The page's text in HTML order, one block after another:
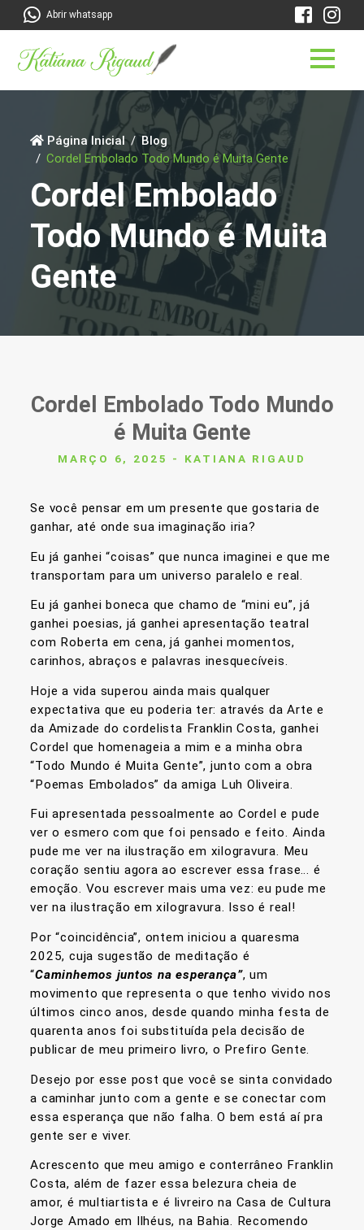
Abrir whatsapp
Página Inicial
Blog
Cordel Embolado Todo Mundo é Muita Gente
Cordel Embolado
Todo Mundo é Muita
Gente
Cordel Embolado Todo Mundo
é Muita Gente
MARÇO 6, 2025 - KATIANA RIGAUD
Se você pensar em um presente que gostaria de
ganhar, até onde sua imaginação iria?
Eu já ganhei “coisas” que nunca imaginei e que me
transportam para um universo paralelo e real.
Eu já ganhei boneca que chamo de “mini eu”, já
ganhei poesias, já ganhei apresentação teatral
com Roberta em cena, já ganhei momentos,
carinhos, abraços e palavras inesquecíveis.
Hoje a vida superou ainda mais qualquer
expectativa que eu poderia ter: através da Arte e
da Amizade do cordelista Franklin Costa, ganhei
Cordel que homenageia a mim e a minha obra
“Todo Mundo é Muita Gente”, junto com a obra
“Poemas Embolados” da amiga Luh Oliveira.
Fui apresentada pessoalmente ao Cordel e pude
ver o esmero com que foi pensado e feito. Ainda
pude me ver na ilustração em xilogravura. Meu
coração sentiu agora ao escrever essa frase… é
emoção. Vou escrever mais uma vez: eu pude me
ver na ilustração em xilogravura. Isso é real!
Por “coincidência”, ontem iniciou a quaresma
2025, cuja sugestão de meditação é
“Caminhemos juntos na esperança”, um
movimento que representa o que tenho vivido nos
últimos cinco anos, desde quando minha festa de
quarenta anos foi substituída pela decisão de
publicar de meu primeiro livro, o Prefiro Gente.
Desejo por esse post que você se sinta convidado
a caminhar junto com a gente e se conectar com
essa esperança que não falha. O bem está aí pra
gente ser e viver.
Acrescento que meu amigo e conterrâneo Franklin
Costa, além de fazer essa belezura cheia de
amor, é multiartista e é livreiro na Casa de Cultura
Jorge Amado em Ilhéus, na Bahia. Recomendo